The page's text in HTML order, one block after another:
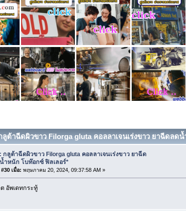
ต้าฉีดผิวขาว Filorga gluta คอลลาเจนเร่งขาว ยาฉีดลด
กลูต้าฉีดผิวขาว Filorga gluta คอลลาเจนเร่งขาว ยาฉีด
ำหนัก โบท๊อกซ์ ฟิลเลอร์*
เมื่อ: พฤษภาคม 20, 2024, 09:37:58 AM »
อัพเดทกระทู้